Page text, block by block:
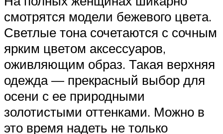
смотрятся модели бежевого цвета.
Светлые тона сочетаются с сочным
ярким цветом аксессуаров,
оживляющим образ. Такая верхняя
одежда — прекрасный выбор для
осени с ее природными
золотистыми оттенками. Можно в
это время надеть не только